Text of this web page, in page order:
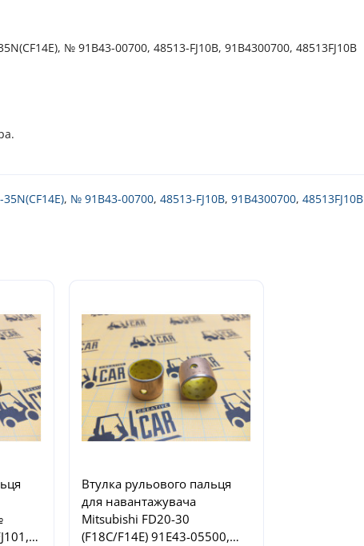
№ 91B43-00700, 48513-FJ10B, 91B4300700, 48513FJ10B
, № 91B43-00700, 48513-FJ10B, 91B4300700, 48513FJ10B
Втулка рульового пальця
для навантажувача
Mitsubishi FD20-30
(F18C/F14E) 91E43-05500,